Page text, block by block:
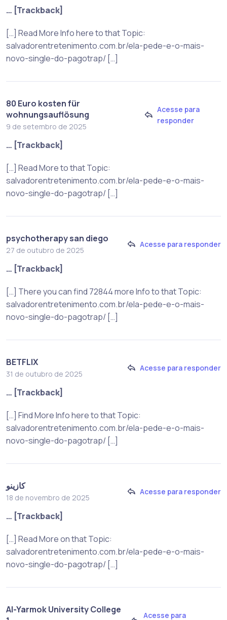
… [Trackback]
[…] Read More Info here to that Topic:
salvadorentretenimento.com.br/ela-pede-e-o-mais-
novo-single-do-pagotrap/ […]
80 Euro kosten für
wohnungsauflösung
9 de setembro de 2025
Acesse para
responder
… [Trackback]
[…] Read More to that Topic:
salvadorentretenimento.com.br/ela-pede-e-o-mais-
novo-single-do-pagotrap/ […]
psychotherapy san diego
27 de outubro de 2025
Acesse para responder
… [Trackback]
[…] There you can find 72844 more Info to that Topic:
salvadorentretenimento.com.br/ela-pede-e-o-mais-
novo-single-do-pagotrap/ […]
BETFLIX
31 de outubro de 2025
Acesse para responder
… [Trackback]
[…] Find More Info here to that Topic:
salvadorentretenimento.com.br/ela-pede-e-o-mais-
novo-single-do-pagotrap/ […]
كازينو
18 de novembro de 2025
Acesse para responder
… [Trackback]
[…] Read More on that Topic:
salvadorentretenimento.com.br/ela-pede-e-o-mais-
novo-single-do-pagotrap/ […]
Al-Yarmok University College
Acesse para